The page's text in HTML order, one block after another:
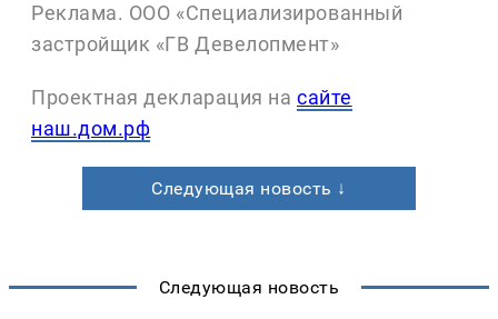
Реклама. ООО «Специализированный
застройщик «ГВ Девелопмент»
Проектная декларация на сайте
наш.дом.рф
Следующая новость ↓
Следующая новость